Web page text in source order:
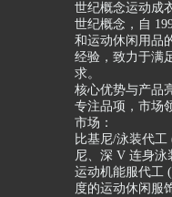
世纪概念运动成
世纪概念，自
和运动休闲用品
经验，致力于满
求。
核心优势与产品
专注品项，市场
市场：
比基尼/泳装代
尼、深 V 连身泳
运动机能服代工
度的运动休闲服